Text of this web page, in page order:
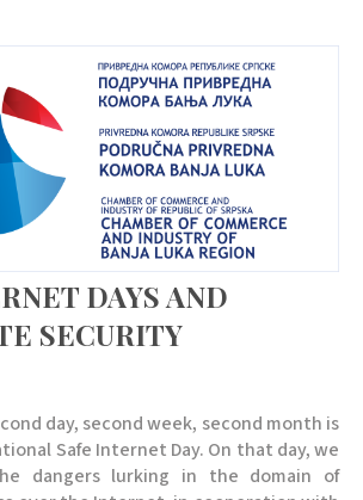
DAYS AND
SECURITY
day, second week, second month is
Safe Internet Day. On that day, we
dangers lurking in the domain of